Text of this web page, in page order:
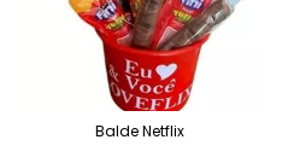
Balde Netflix